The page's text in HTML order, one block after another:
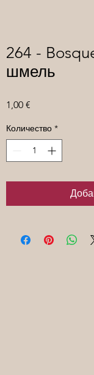
264 -
шмель
1,00 €
Количество *